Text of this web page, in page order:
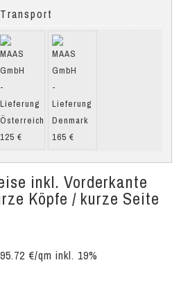
Transport
inkl. Vorderkante
Köpfe / kurze Seite
€/qm inkl. 19%